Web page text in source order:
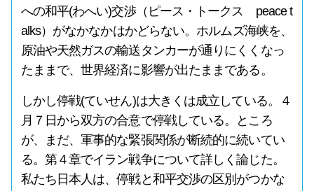
への和平(わへい)交渉（ピース・トークス peace t
alks）がなかなかはかどらない。ホルムズ海峡を、
原油や天然ガスの輸送タンカーが通りにくくなっ
たままで、世界経済に影響が出たままである。
しかし停戦(ていせん)は大きくは成立している。４
月７日から双方の合意で停戦している。ところ
が、まだ、軍事的な緊張関係が断続的に続いてい
る。第４章でイラン戦争について詳しく論じた。
私たち日本人は、停戦と和平交渉の区別がつかな